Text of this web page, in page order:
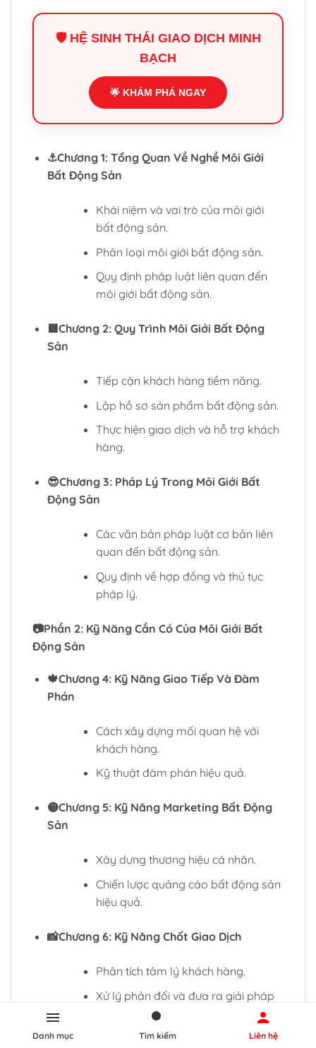
🛡️ HỆ SINH THÁI GIAO DỊCH MINH
BẠCH
🌟 KHÁM PHÁ NGAY
⚓Chương 1: Tổng Quan Về Nghề Môi Giới
Bất Động Sản
Khái niệm và vai trò của môi giới
bất động sản.
Phân loại môi giới bất động sản.
Quy định pháp luật liên quan đến
môi giới bất động sản.
🟥Chương 2: Quy Trình Môi Giới Bất Động
Sản
Tiếp cận khách hàng tiềm năng.
Lập hồ sơ sản phẩm bất động sản.
Thực hiện giao dịch và hỗ trợ khách
hàng.
😎Chương 3: Pháp Lý Trong Môi Giới Bất
Động Sản
Các văn bản pháp luật cơ bản liên
quan đến bất động sản.
Quy định về hợp đồng và thủ tục
pháp lý.
📷Phần 2: Kỹ Năng Cần Có Của Môi Giới Bất
Động Sản
🍁Chương 4: Kỹ Năng Giao Tiếp Và Đàm
Phán
Cách xây dựng mối quan hệ với
khách hàng.
Kỹ thuật đàm phán hiệu quả.
🟡Chương 5: Kỹ Năng Marketing Bất Động
Sản
Xây dựng thương hiệu cá nhân.
Chiến lược quảng cáo bất động sản
hiệu quả.
📸Chương 6: Kỹ Năng Chốt Giao Dịch
Phân tích tâm lý khách hàng.
Xử lý phản đối và đưa ra giải pháp
Danh mục Tìm kiếm Liên hệ